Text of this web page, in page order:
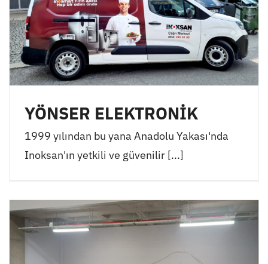
YÖNSER ELEKTRONİK
1999 yılından bu yana Anadolu Yakası'nda
Inoksan'ın yetkili ve güvenilir [...]